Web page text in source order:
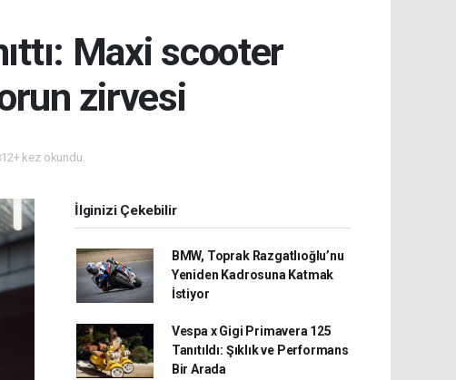
Maxi scooter
zirvesi
kez okundu.
İlginizi Çekebilir
BMW, Toprak Razgatlıoğlu’nu
Yeniden Kadrosuna Katmak
İstiyor
Vespa x Gigi Primavera 125
Tanıtıldı: Şıklık ve Performans
Bir Arada